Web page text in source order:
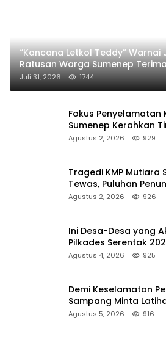
“Kancana Letkol Teddy” Warnai
Ratusan Warga Sumenep
Juli 31, 2026 1744
Fokus Penyelamatan
Sumenep Kerahkan
Ambulans ke
Agustus 2, 2026 929
Tragedi KMP Mutiara
Tewas, Puluhan
Pencarian
Agustus 2, 2026 926
Ini Desa-Desa yang
Pilkades Serentak
Sumenep
Agustus 4, 2026 925
Demi Keselamatan
Sampang Minta
ke Lokasi Aman
Agustus 5, 2026 916